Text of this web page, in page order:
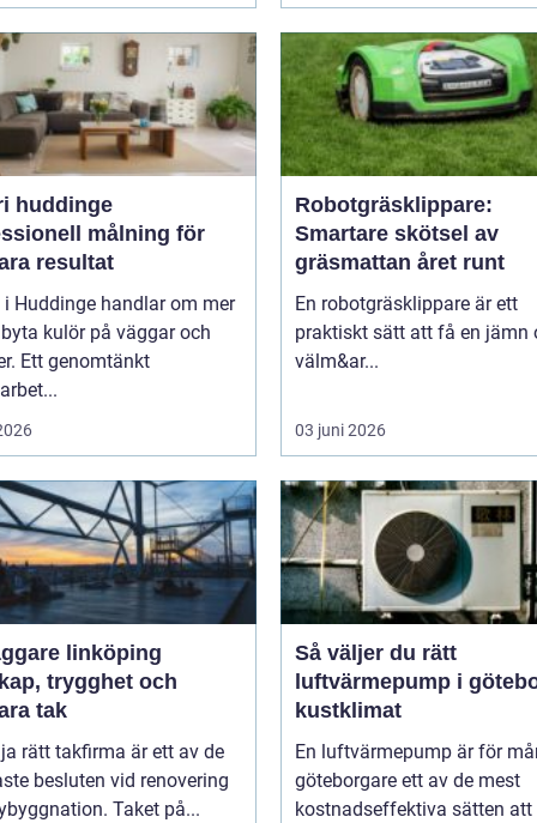
huddinge
målning för
resultat
Huddinge handlar om mer
kulör på väggar och
Ett genomtänkt
Robotgräsklippare:
Smartare skötsel av
gräsmattan året runt
En robotgräsklippare är ett
praktiskt sätt att få en jämn
välm&ar...
03 juni 2026
linköping
trygghet och
tak
rätt takfirma är ett av de
besluten vid renovering
Taket på...
Så väljer du rätt
luftvärmepump i
kustklimat
En luftvärmepump är för
göteborgare ett av de mest
kostnadseffektiva sätten att